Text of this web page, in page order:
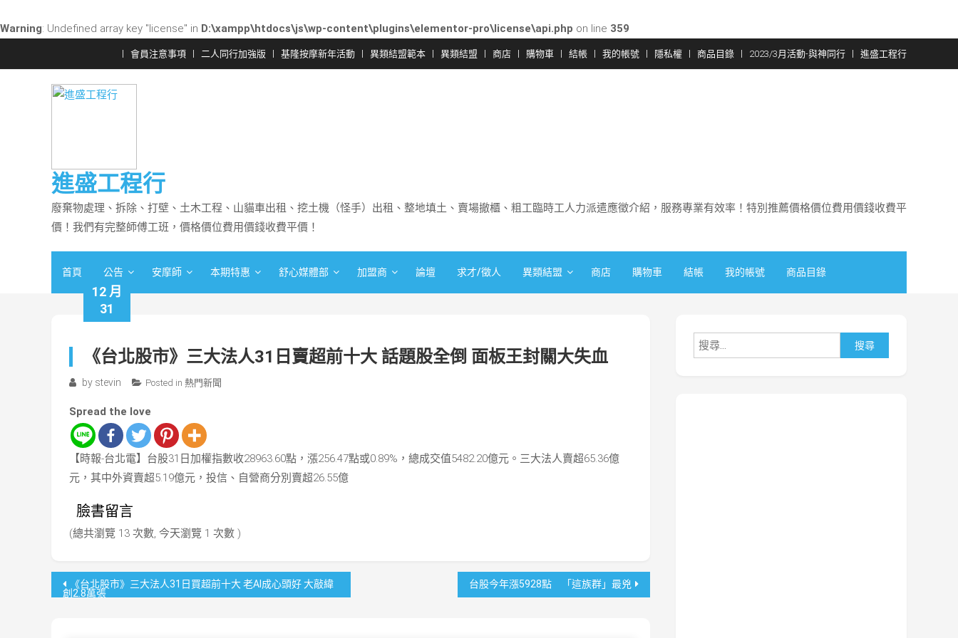
Warning: Undefined array key "license" in D:\xampp\htdocs\js\wp-content\plugins\elementor-pro\license\api.php on line 359
to
會員注意事項 二人同行加強版 基隆按摩新年活動 異類結盟範本 異類結盟 商店 購物車 結帳 我的帳號 隱私權 商品目錄 2023/3月活動-與神同行 進盛工程行
進盛工程行
廢棄物處理、拆除、打壁、土木工程、山貓車出租、挖土機（怪手）出租、整地填土、賣場撤櫃、粗工臨時工人力派遣應徵介紹，服務專業有效率！特別推薦價格價位費用價錢收費平
價！我們有完整師傅工班，價格價位費用價錢收費平價！
首頁 公告 安摩師 本期特惠 舒心媒體部 加盟商 論壇 求才/徵人 異類結盟 商店 購物車 結帳 我的帳號 商品目錄
12 月
31
《台北股市》三大法人31日賣超前十大 話題股全倒 面板王封關大失血
by stevin Posted in 熱門新聞
Spread the love
【時報-台北電】台股31日加權指數收28963.60點，漲256.47點或0.89%，總成交值5482.20億元。三大法人賣超65.36億
元，其中外資賣超5.19億元，投信、自營商分別賣超26.55億
臉書留言
(總共瀏覽 13 次數, 今天瀏覽 1 次數 )
文 《台北股市》三大法人31日買超前十大 老AI成心頭好 大敲緯
創2.8萬張
台股今年漲5928點 「這族群」最兇
尋